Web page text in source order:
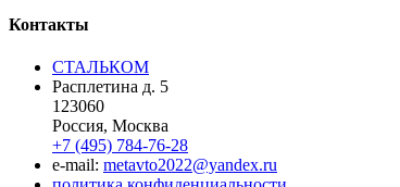
Контакты
СТАЛЬКОМ
Расплетина д. 5
123060
Россия, Москва
+7 (495) 784-76-28
e-mail: metavto2022@yandex.ru